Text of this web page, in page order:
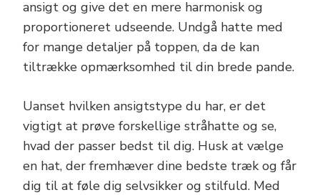
ansigt og give det en mere harmonisk og
proportioneret udseende. Undgå hatte med
for mange detaljer på toppen, da de kan
tiltrække opmærksomhed til din brede pande.
Uanset hvilken ansigtstype du har, er det
vigtigt at prøve forskellige stråhatte og se,
hvad der passer bedst til dig. Husk at vælge
en hat, der fremhæver dine bedste træk og får
dig til at føle dig selvsikker og stilfuld. Med